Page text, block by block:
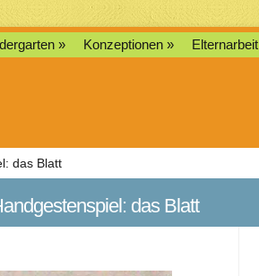
Konzeptionen Elternarbeit
das Blatt
das Blatt